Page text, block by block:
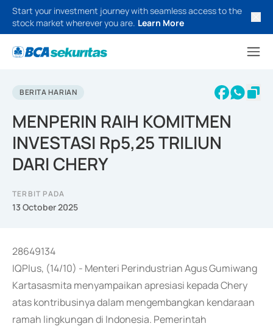
Start your investment journey with seamless access to the
stock market wherever you are. Learn More
BERITA HARIAN
MENPERIN RAIH KOMITMEN
INVESTASI Rp5,25 TRILIUN
DARI CHERY
TERBIT PADA
13 October 2025
28649134
IQPlus, (14/10) - Menteri Perindustrian Agus Gumiwang
Kartasasmita menyampaikan apresiasi kepada Chery
atas kontribusinya dalam mengembangkan kendaraan
ramah lingkungan di Indonesia. Pemerintah